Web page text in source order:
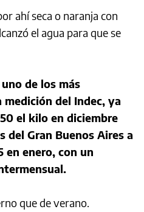
ahí seca o naranja con
el agua para que se
de los más
del Indec, ya
el kilo en diciembre
del Gran Buenos Aires a
en enero, con un
que de verano.